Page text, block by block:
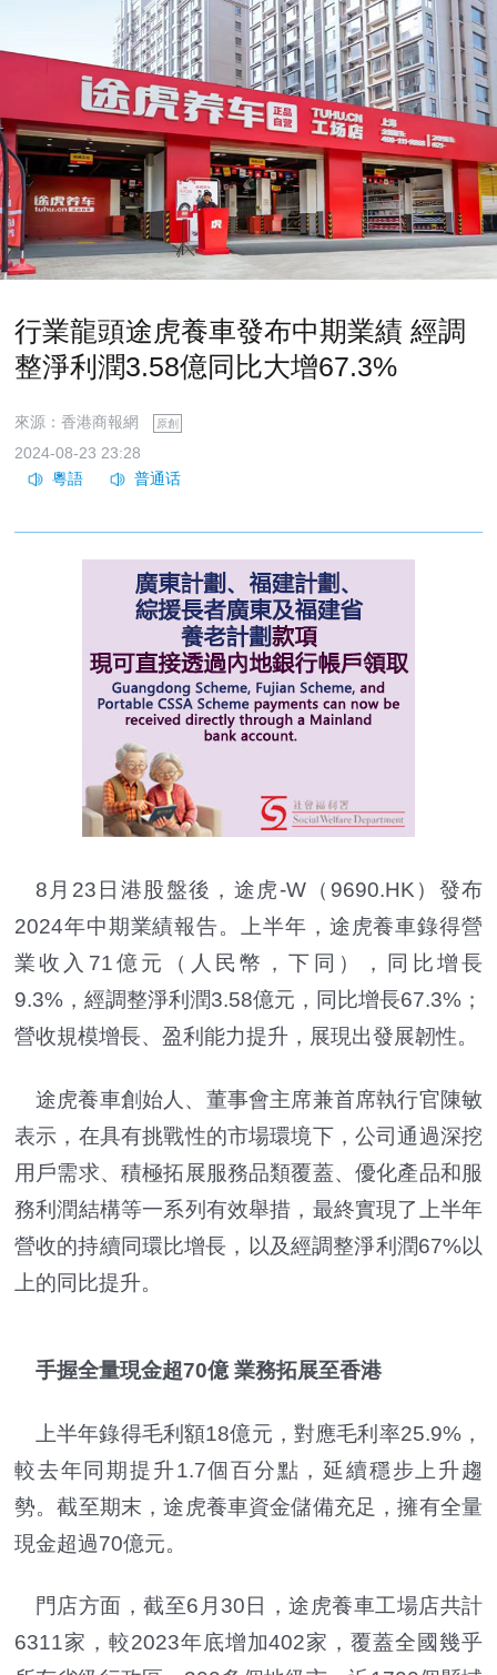
行業龍頭途虎養車發布中期業績 經調
整淨利潤3.58億同比大增67.3%
來源：香港商報網 原創
2024-08-23 23:28
8月23日港股盤後，途虎-W（9690.HK）發布
2024年中期業績報告。上半年，途虎養車錄得營
業收入71億元（人民幣，下同），同比增長
9.3%，經調整淨利潤3.58億元，同比增長67.3%；
營收規模增長、盈利能力提升，展現出發展韌性。
途虎養車創始人、董事會主席兼首席執行官陳敏
表示，在具有挑戰性的市場環境下，公司通過深挖
用戶需求、積極拓展服務品類覆蓋、優化產品和服
務利潤結構等一系列有效舉措，最終實現了上半年
營收的持續同環比增長，以及經調整淨利潤67%以
上的同比提升。
手握全量現金超70億 業務拓展至香港
上半年錄得毛利額18億元，對應毛利率25.9%，
較去年同期提升1.7個百分點，延續穩步上升趨
勢。截至期末，途虎養車資金儲備充足，擁有全量
現金超過70億元。
門店方面，截至6月30日，途虎養車工場店共計
6311家，較2023年底增加402家，覆蓋全國幾乎